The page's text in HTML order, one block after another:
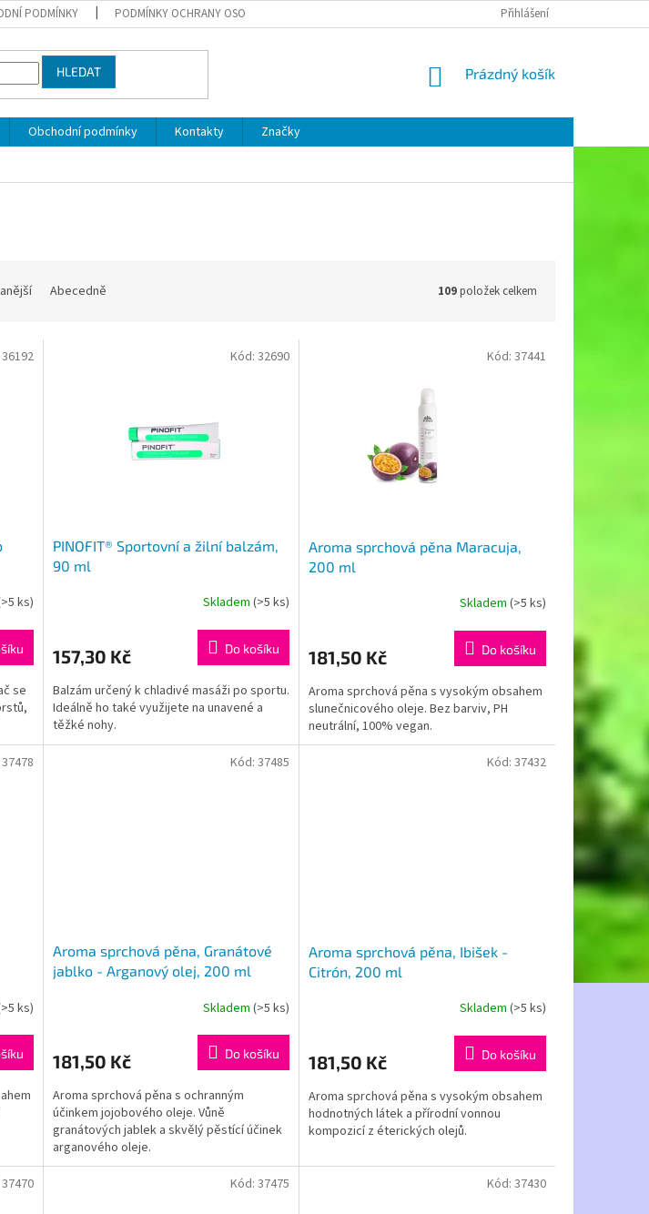
PODMÍNKY PODMÍNKY OCHRANY OSOBNÍCH ÚDAJŮ Přihlášení
HLEDAT
NÁKUPNÍ
Prázdný košík
Obchodní podmínky Kontakty
Značky
Abecedně 109položek celkem
ks)
se
36192
PINOFIT® Sportovní a žilní balzám,
90 ml
Skladem (>5 ks)
157,30 Kč Do košíku
Balzám určený k chladivé masáži po sportu.
Ideálně ho také využijete na unavené a
těžké nohy.
Kód: 32690
Aroma sprchová pěna Maracuja,
200 ml
Skladem (>5 ks)
181,50 Kč Do košíku
Aroma sprchová pěna s vysokým obsahem
slunečnicového oleje. Bez barviv, PH
neutrální, 100% vegan.
Kód: 37441
ks)
37478
Aroma sprchová pěna, Granátové
jablko - Arganový olej, 200 ml
Skladem (>5 ks)
181,50 Kč Do košíku
Aroma sprchová pěna s ochranným
účinkem jojobového oleje. Vůně
granátových jablek a skvělý pěstící účinek
arganového oleje.
Kód: 37485
Aroma sprchová pěna, Ibišek -
Citrón, 200 ml
Skladem (>5 ks)
181,50 Kč Do košíku
Aroma sprchová pěna s vysokým obsahem
hodnotných látek a přírodní vonnou
kompozicí z éterických olejů.
Kód: 37432
37470 Kód: 37475 Kód: 37430